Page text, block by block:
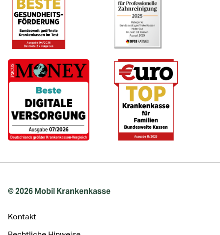
© 2026 Mobil Krankenkasse
Kontakt